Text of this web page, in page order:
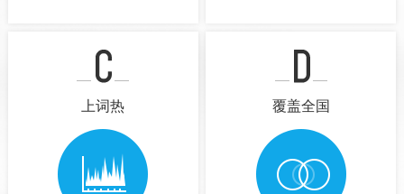
上词热 覆盖全国